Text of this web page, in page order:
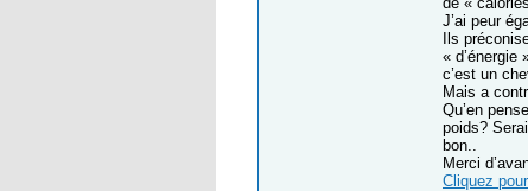
J’ai peur
Ils
« d’énergie
c’est un
Mais a
Qu’en
poids?
bon..
Merci
Cliquez